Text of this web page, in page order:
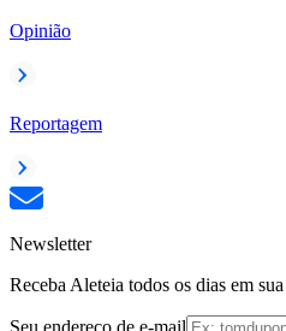
Opinião
Reportagem
Newsletter
Receba Aleteia todos os dias em
Seu endereço de e-mail